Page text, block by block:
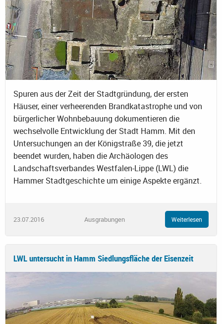
Spuren aus der Zeit der Stadtgründung, der ersten
Häuser, einer verheerenden Brandkatastrophe und von
bürgerlicher Wohnbebauung dokumentieren die
wechselvolle Entwicklung der Stadt Hamm. Mit den
Untersuchungen an der Königstraße 39, die jetzt
beendet wurden, haben die Archäologen des
Landschaftsverbandes Westfalen-Lippe (LWL) die
Hammer Stadtgeschichte um einige Aspekte ergänzt.
23.07.2016 Ausgrabungen Weiterlesen
LWL untersucht in Hamm Siedlungsfläche der Eisenzeit